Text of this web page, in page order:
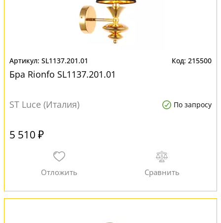
SL1137.201.01 215500
Бра Rionfo SL1137.201.01
ST Luce (Италия) По запросу
5 510 ₽